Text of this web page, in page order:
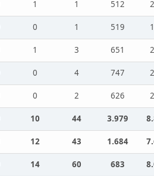
1 1 512
0 1 519
1 3 651
0 4 747
0 2 626
10 44 3.979
12 43 1.684
14 60 683